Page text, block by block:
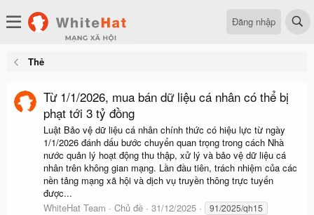
Đăng nhập
Thẻ
Từ 1/1/2026, mua bán dữ liệu cá nhân có thể bị
phạt tới 3 tỷ đồng
Luật Bảo vệ dữ liệu cá nhân chính thức có hiệu lực từ ngày
1/1/2026 đánh dấu bước chuyển quan trọng trong cách Nhà
nước quản lý hoạt động thu thập, xử lý và bảo vệ dữ liệu cá
nhân trên không gian mạng. Lần đầu tiên, trách nhiệm của các
nền tảng mạng xã hội và dịch vụ truyền thông trực tuyến
được...
WhiteHat Team
Chủ đề 31/12/2025
91/2025/qh15